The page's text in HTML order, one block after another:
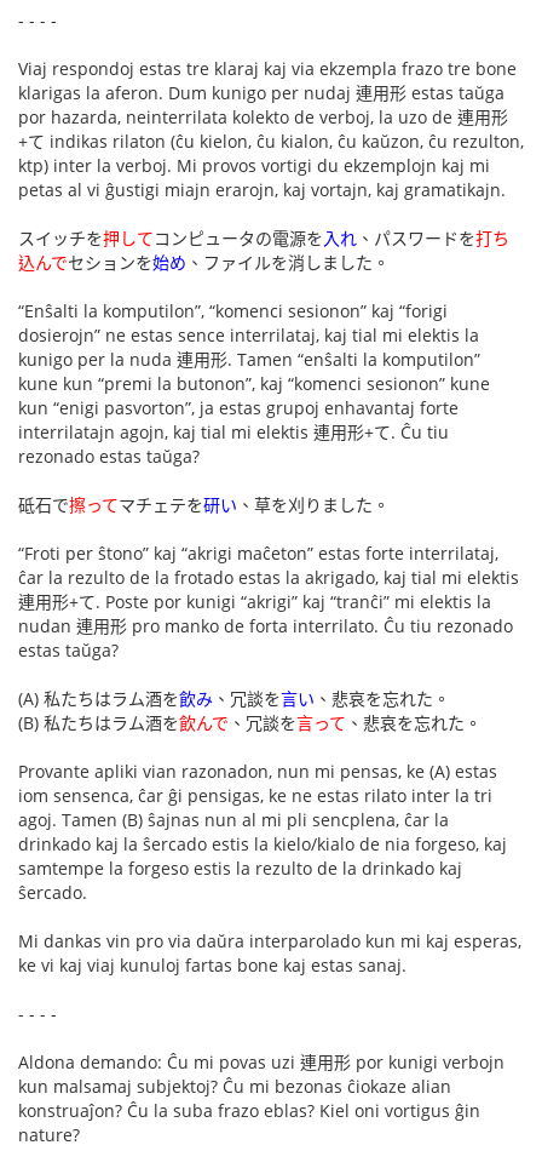
- - - -
Viaj respondoj estas tre klaraj kaj via ekzempla frazo tre bone
klarigas la aferon. Dum kunigo per nudaj 連用形 estas taŭga
por hazarda, neinterrilata kolekto de verboj, la uzo de 連用形
+て indikas rilaton (ĉu kielon, ĉu kialon, ĉu kaŭzon, ĉu rezulton,
ktp) inter la verboj. Mi provos vortigi du ekzemplojn kaj mi
petas al vi ĝustigi miajn erarojn, kaj vortajn, kaj gramatikajn.
スイッチを押してコンピュータの電源を入れ 、パスワードを打ち
込んでセションを始め 、ファイルを消しました。
“Enŝalti la komputilon”, “komenci sesionon” kaj “forigi
dosierojn” ne estas sence interrilataj, kaj tial mi elektis la
kunigo per la nuda 連用形. Tamen “enŝalti la komputilon”
kune kun “premi la butonon”, kaj “komenci sesionon” kune
kun “enigi pasvorton”, ja estas grupoj enhavantaj forte
interrilatajn agojn, kaj tial mi elektis 連用形+て. Ĉu tiu
rezonado estas taŭga?
砥石で擦ってマチェテを研い 、草を刈りました。
“Froti per ŝtono” kaj “akrigi maĉeton” estas forte interrilataj,
ĉar la rezulto de la frotado estas la akrigado, kaj tial mi elektis
連用形+て. Poste por kunigi “akrigi” kaj “tranĉi” mi elektis la
nudan 連用形 pro manko de forta interrilato. Ĉu tiu rezonado
estas taŭga?
(A) 私たちはラム酒を飲み 、冗談を言い 、悲哀を忘れた。
(B) 私たちはラム酒を飲んで 、冗談を言って 、悲哀を忘れた。
Provante apliki vian razonadon, nun mi pensas, ke (A) estas
iom sensenca, ĉar ĝi pensigas, ke ne estas rilato inter la tri
agoj. Tamen (B) ŝajnas nun al mi pli sencplena, ĉar la
drinkado kaj la ŝercado estis la kielo/kialo de nia forgeso, kaj
samtempe la forgeso estis la rezulto de la drinkado kaj
ŝercado.
Mi dankas vin pro via daŭra interparolado kun mi kaj esperas,
ke vi kaj viaj kunuloj fartas bone kaj estas sanaj.
- - - -
Aldona demando: Ĉu mi povas uzi 連用形 por kunigi verbojn
kun malsamaj subjektoj? Ĉu mi bezonas ĉiokaze alian
konstruaĵon? Ĉu la suba frazo eblas? Kiel oni vortigus ĝin
nature?